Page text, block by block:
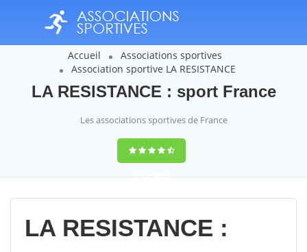
Accueil
Associations sportives
Association sportive LA RESISTANCE
LA RESISTANCE : sport France
Les associations sportives de France
9,4(100%)
14358votes
LA RESISTANCE :